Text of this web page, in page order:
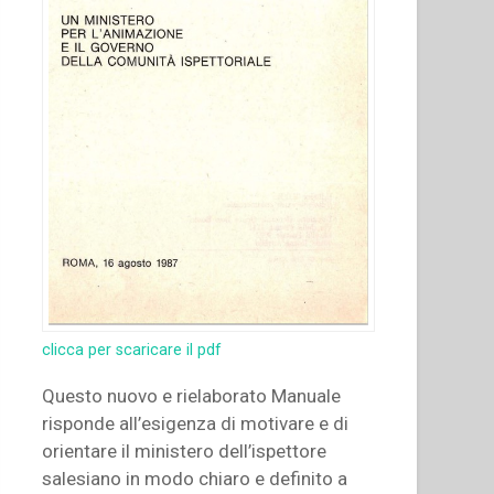
clicca per scaricare il pdf
Questo nuovo e rielaborato Manuale
risponde all’esigenza di motivare e di
orientare il ministero dell’ispettore
salesiano in modo chiaro e definito a